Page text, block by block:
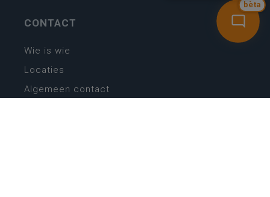
bèta
CONTACT
Wie is wie
Locaties
Algemeen contact